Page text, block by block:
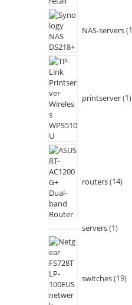
NAS-servers 1
printserver 1
routers 14
servers 1
switches 19